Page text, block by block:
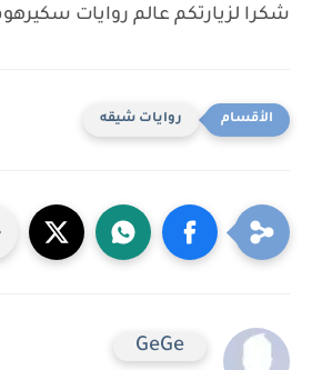
شكرا لزيارتكم عالم روايات
روايات شيقه
GeGe